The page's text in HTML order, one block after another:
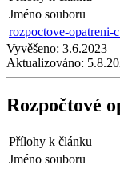
Jméno souboru
rozpoctove-opatreni-
Vyvěšeno: 3.6.2023
Aktualizováno:
Rozpočtové
Přílohy k článku
Jméno souboru